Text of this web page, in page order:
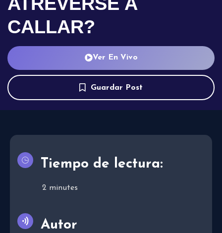
CALLAR?
Ver En Vivo
Guardar Post
Tiempo de lectura:
2 minutes
Autor